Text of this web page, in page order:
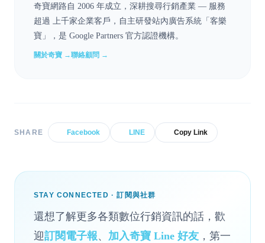
奇寶網路自 2006 年成立，深耕搜尋行銷產業 — 服務
超過 上千家企業客戶，自主研發站內廣告系統「客樂
寶」，是 Google Partners 官方認證機構。
關於奇寶 →聯絡顧問 →
SHARE Facebook LINE Copy Link
STAY CONNECTED · 訂閱與社群
還想了解更多各類數位行銷資訊的話，歡
迎訂閱電子報、 加入奇寶 Line 好友 ，第一